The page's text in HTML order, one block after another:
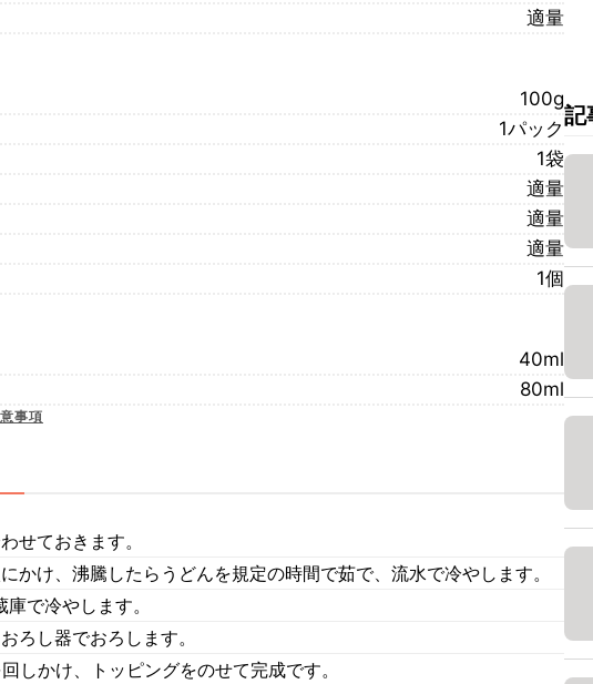
適量
100g
1パック
1袋
適量
適量
適量
1個
40ml
80ml
事項
せておきます。
かけ、沸騰したらうどんを規定の時間で茹で、流水で冷やします。
で冷やします。
ろし器でおろします。
しかけ、トッピングをのせて完成です。
記